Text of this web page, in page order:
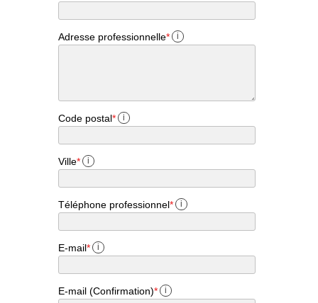
Adresse professionnelle* i
Code postal* i
Ville* i
Téléphone professionnel* i
E-mail* i
E-mail (Confirmation)* i